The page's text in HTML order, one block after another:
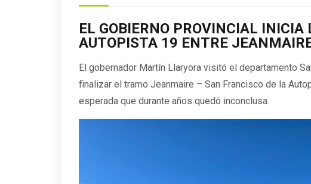
EL GOBIERNO PROVINCIAL
AUTOPISTA 19 ENTRE
El gobernador Martín Llaryora visitó el departamento
finalizar el tramo Jeanmaire – San Francisco de la
esperada que durante años quedó inconclusa.